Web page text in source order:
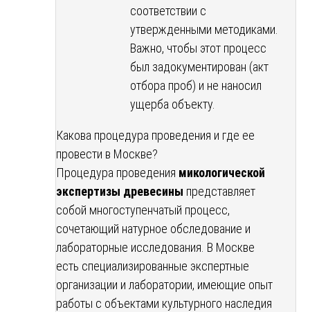
соответствии с
утвержденными методиками.
Важно, чтобы этот процесс
был задокументирован (акт
отбора проб) и не наносил
ущерба объекту.
Какова процедура проведения и где ее
провести в Москве?
Процедура проведения микологической
экспертизы древесины представляет
собой многоступенчатый процесс,
сочетающий натурное обследование и
лабораторные исследования. В Москве
есть специализированные экспертные
организации и лаборатории, имеющие опыт
работы с объектами культурного наследия